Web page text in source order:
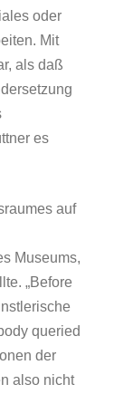
oder
Mit
als daß
es
auf
Museums,
„Before
queried
der
also nicht